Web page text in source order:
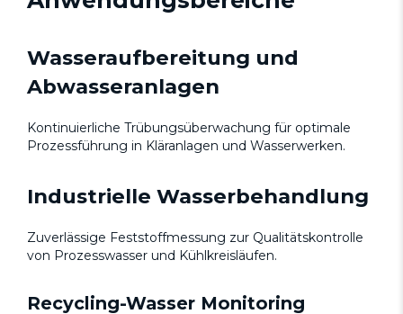
Wasseraufbereitung und
Abwasseranlagen
Kontinuierliche Trübungsüberwachung für optimale
Prozessführung in Kläranlagen und Wasserwerken.
Industrielle Wasserbehandlung
Zuverlässige Feststoffmessung zur Qualitätskontrolle
von Prozesswasser und Kühlkreisläufen.
Recycling-Wasser Monitoring